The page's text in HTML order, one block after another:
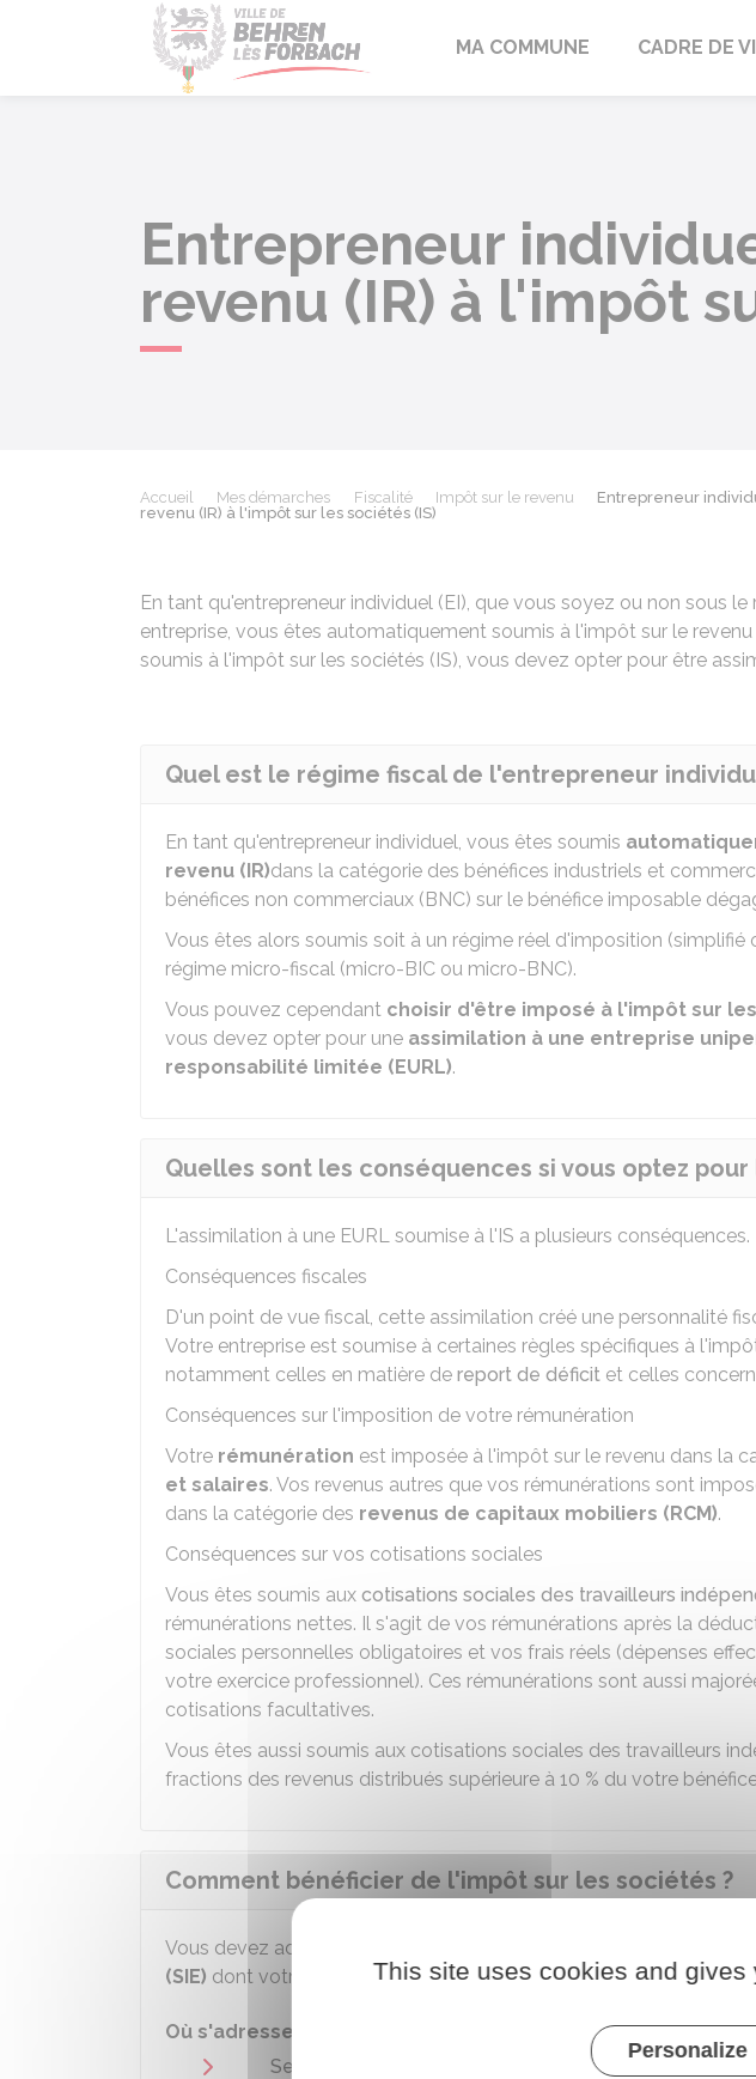
Behren-lès-Forbach
MA COMMUNE CADRE DE
Entrepreneur
revenu (IR) à l'impôt
Accueil Mes démarches Fiscalité Impôt sur le revenu
Entrepreneur
revenu (IR) à l'impôt sur les sociétés (IS)
En tant qu'entrepreneur individuel (EI), que vous soyez ou non sous
entreprise, vous êtes automatiquement soumis à l'impôt sur le revenu
soumis à l'impôt sur les sociétés (IS), vous devez opter pour être
Quel est le régime fiscal de l'entrepreneur
En tant qu'entrepreneur individuel, vous êtes soumis
revenu (IR)dans la catégorie des bénéfices industriels et
bénéfices non commerciaux (BNC) sur le bénéfice imposable
Vous êtes alors soumis soit à un régime réel d'imposition (simplifié
régime micro-fiscal (micro-BIC ou micro-BNC).
Vous pouvez cependant choisir d'être imposé à l'impôt sur
vous devez opter pour une assimilation à une entreprise
responsabilité limitée (EURL).
Quelles sont les conséquences si vous optez pour
L'assimilation à une EURL soumise à l'IS a plusieurs conséquences.
Conséquences fiscales
D'un point de vue fiscal, cette assimilation créé une personnalité
Votre entreprise est soumise à certaines règles spécifiques à
notamment celles en matière de report de déficit et celles
Conséquences sur l'imposition de votre rémunération
Votre rémunération est imposée à l'impôt sur le revenu dans la
et salaires. Vos revenus autres que vos rémunérations sont
dans la catégorie des revenus de capitaux mobiliers (RCM).
Conséquences sur vos cotisations sociales
Vous êtes soumis aux cotisations sociales des travailleurs
rémunérations nettes. Il s'agit de vos rémunérations après la
sociales personnelles obligatoires et vos frais réels (dépenses
votre exercice professionnel). Ces rémunérations sont aussi
cotisations facultatives.
Vous êtes aussi soumis aux cotisations sociales des travailleurs
fractions des revenus distribués supérieure à 10 % du votre
Comment bénéficier de l'impôt sur les sociétés ?
Vous devez adresser une demande par courrier
(SIE) dont votre entreprise dépend (du lieu de l'établissement
Où s'adresser ?
Service des impôts des entreprises (SIE)
This site uses cookies and
Personalize